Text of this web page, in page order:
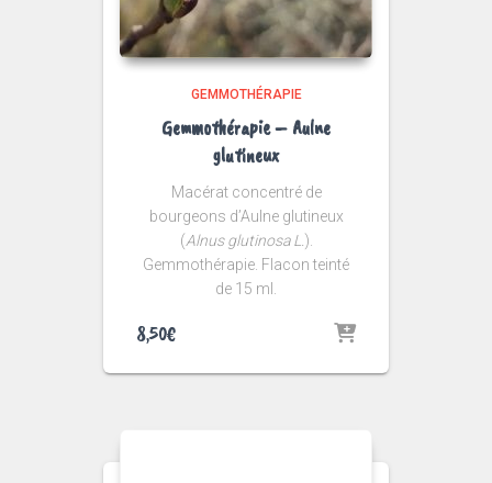
GEMMOTHÉRAPIE
Gemmothérapie – Aulne
glutineux
Macérat concentré de
bourgeons d’Aulne glutineux
(Alnus glutinosa L. ).
Gemmothérapie. Flacon teinté
de 15 ml.
8,50€